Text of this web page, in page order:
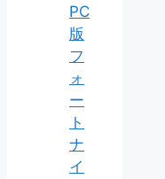
PC
版
フ
ォ
ー
ト
ナ
イ